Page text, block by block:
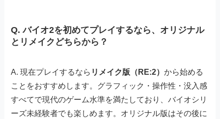
Q. バイオ2を初めてプレイするなら、オリジナル
とリメイクどちらから？
A. 現在プレイするなら リメイク版（RE:2）から始める
ことをおすすめします。グラフィック・操作性・没入感
すべてで現代のゲーム水準を満たしており、バイオシリ
ーズ未経験者でも楽しめます。オリジナル版はその後に